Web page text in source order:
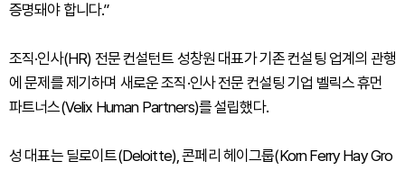
증명돼야 합니다.”
조직·인사(HR) 전문 컨설턴트 성창원 대표가 기존 컨설팅 업계의 관행
에 문제를 제기하며 새로운 조직·인사 전문 컨설팅 기업 벨릭스 휴먼
파트너스(Velix Human Partners)를 설립했다.
성 대표는 딜로이트(Deloitte), 콘페리 헤이그룹(Korn Ferry Hay Gro